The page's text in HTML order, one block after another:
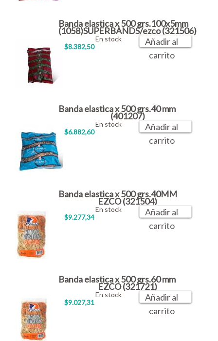
Banda elastica x 500 grs.100x5mm
(1058)SUPERBANDS/ezco (321506)
$8.382,50
En stock
Añadir al
carrito
Banda elastica x 500 grs.40 mm
(401207)
$6.882,60
En stock
Añadir al
carrito
Banda elastica x 500 grs.40MM
EZCO (321504)
$9.277,34
En stock
Añadir al
carrito
Banda elastica x 500 grs.60 mm
EZCO (321721)
$9.027,31
En stock
Añadir al
carrito